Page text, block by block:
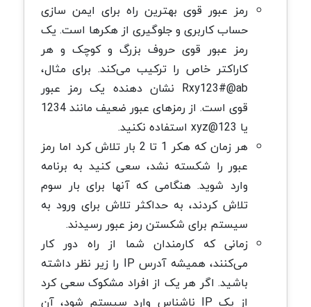
رمز عبور قوی بهترین راه برای ایمن سازی
حساب کاربری و جلوگیری از هکرها است. یک
رمز عبور قوی حروف بزرگ و کوچک و هر
کاراکتر خاص را ترکیب می‌کند. برای مثال،
Rxy123#@ab نشان دهنده یک رمز عبور
قوی است. از رمزهای عبور ضعیف مانند 1234
یا xyz@123 استفاده نکنید.
هر زمان که هکر 1 تا 2 بار تلاش کرد اما رمز
عبور را شکسته نشد، سعی کنید به برنامه
وارد شوید. هنگامی که آنها برای بار سوم
تلاش کردند، به حداکثر تلاش برای ورود به
سیستم برای شکستن رمز عبور رسیدند.
زمانی که کارمندان شما از راه دور کار
می‌کنند، همیشه آدرس IP را زیر نظر داشته
باشید. اگر هر یک از افراد مشکوک سعی کرد
از یک IP ناشناس وارد سیستم شود، آن